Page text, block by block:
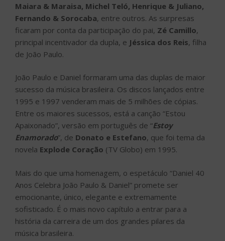
Maiara & Maraisa, Michel Teló, Henrique & Juliano,
Fernando & Sorocaba, entre outros. As surpresas
ficaram por conta da participação do pai, Zé Camillo,
principal incentivador da dupla, e Jéssica dos Reis, filha
de João Paulo.
João Paulo e Daniel formaram uma das duplas de maior
sucesso da música brasileira. Os discos lançados entre
1995 e 1997 venderam mais de 5 milhões de cópias.
Entre os maiores sucessos, está a canção “Estou
Apaixonado”, versão em português de “Estoy
Enamorado”, de Donato e Estefano, que foi tema da
novela Explode Coração (TV Globo) em 1995.
Mais do que uma homenagem, o espetáculo “Daniel 40
Anos Celebra João Paulo & Daniel” promete ser
emocionante, único, elegante e extremamente
sofisticado. É o mais novo capítulo a entrar para a
história da carreira de um dos grandes pilares da
música brasileira.